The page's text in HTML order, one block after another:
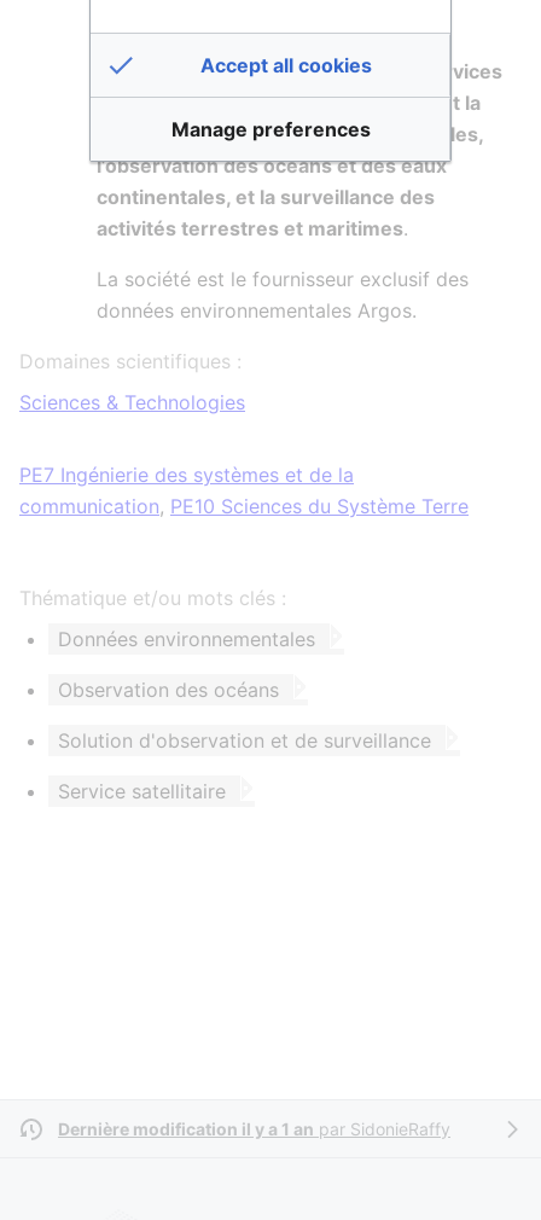
Les infrastructures.
L’entreprise fournit notamment des
services
satellitaires basés sur la localisation et la
collecte de données environnementales,
l’observation des océans et des eaux
continentales, et la surveillance des
activités terrestres et maritimes.
La société est le fournisseur exclusif des
données environnementales Argos.
Domaines scientifiques :
Sciences & Technologies
PE7 Ingénierie des systèmes et de la
communication, PE10 Sciences du Système Terre
Thématique et/ou mots clés :
Données environnementales
Observation des océans
Solution d'observation et de surveillance
Service satellitaire
Dernière modification il y a 1 an par SidonieRaffy
Accept all cookies
Manage preferences